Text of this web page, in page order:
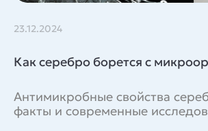
23.12.2024
Как серебро борется с
Антимикробные свойства
факты и современные